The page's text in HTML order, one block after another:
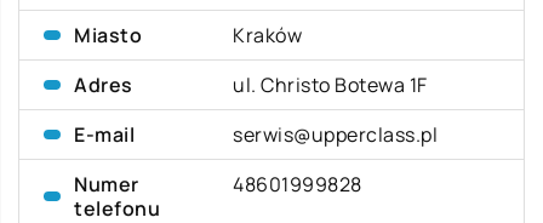
Miasto
Kraków
Adres
ul. Christo Botewa 1F
E-mail
serwis@upperclass.pl
Numer
telefonu
48601999828